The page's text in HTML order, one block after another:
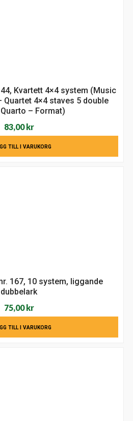
Kvartett 4×4 system (Music
Quartet 4×4 staves 5 double
– Format)
83,00kr
TILL I VARUKORG
167, 10 system, liggande
dubbelark
75,00kr
TILL I VARUKORG